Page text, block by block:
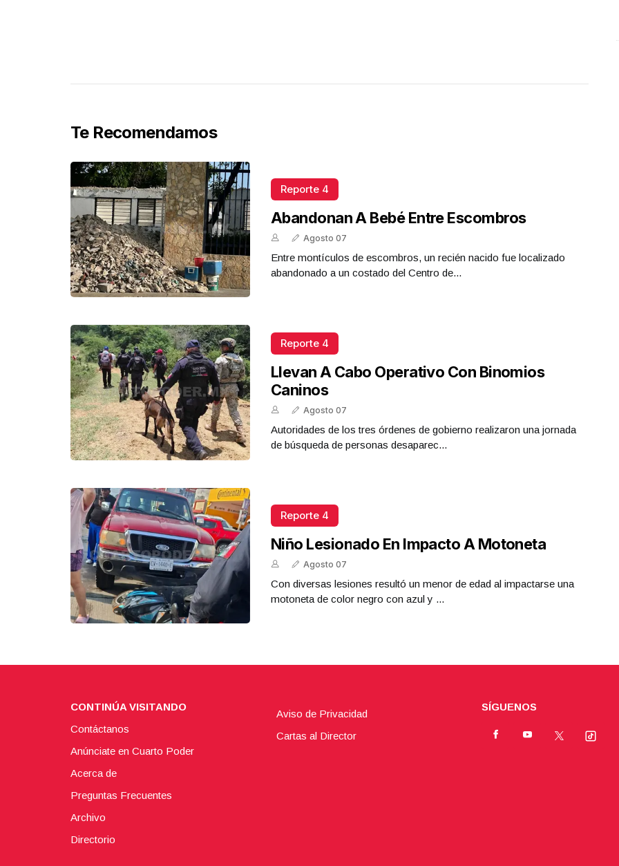
Te Recomendamos
Reporte 4
Abandonan A Bebé Entre Escombros
Agosto 07
Entre montículos de escombros, un recién nacido fue localizado
abandonado a un costado del Centro de...
Reporte 4
Llevan A Cabo Operativo Con Binomios
Caninos
Agosto 07
Autoridades de los tres órdenes de gobierno realizaron una jornada
de búsqueda de personas desaparec...
Reporte 4
Niño Lesionado En Impacto A Motoneta
Agosto 07
Con diversas lesiones resultó un menor de edad al impactarse una
motoneta de color negro con azul y ...
CONTINÚA VISITANDO
Contáctanos
Anúnciate en Cuarto Poder
Acerca de
Preguntas Frecuentes
Archivo
Directorio
Aviso de Privacidad
Cartas al Director
SÍGUENOS